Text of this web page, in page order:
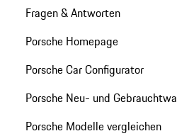
Fragen & Antworten
Porsche Homepage
Porsche Car Configurator
Porsche Neu- und
Porsche Modelle vergleichen